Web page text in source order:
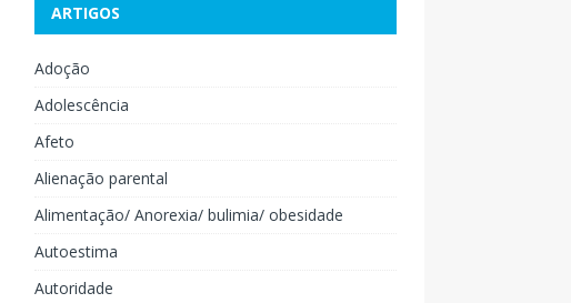
ARTIGOS
Adoção
Adolescência
Afeto
Alienação parental
Alimentação/ Anorexia/ bulimia/ obesidade
Autoestima
Autoridade